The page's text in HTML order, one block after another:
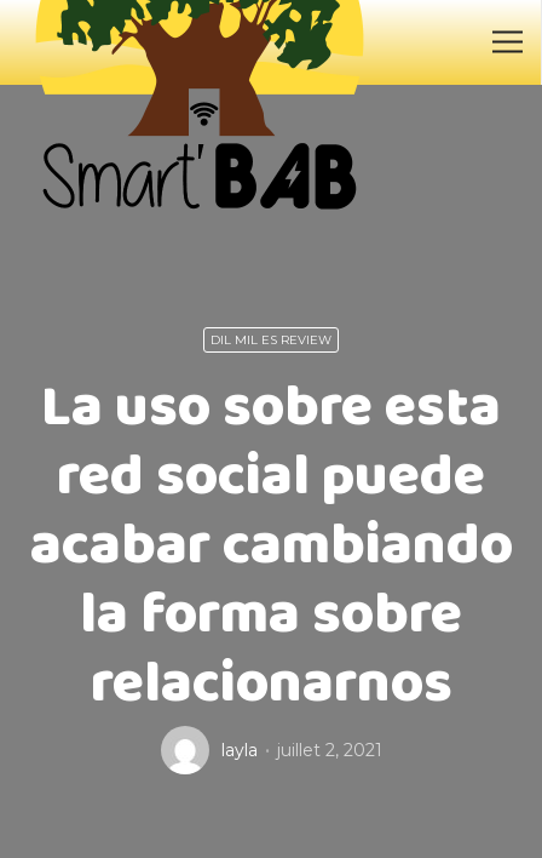
DIL MIL ES REVIEW
La uso sobre esta
red social puede
acabar cambiando
la forma sobre
relacionarnos
layla juillet 2, 2021